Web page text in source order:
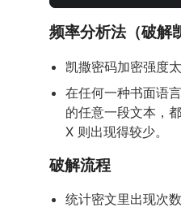
频率分析法（破解
凯撒密码加密强度
在任何一种书面语
的任意一段文本，
X 则出现得较少。
破解流程
统计密文里出现次